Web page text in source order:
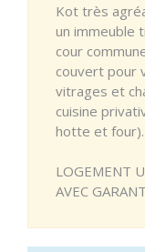
Kot très
un immeuble
cour
couvert pour
vitrages et
cuisine
hotte et four).
LOGEMENT
AVEC GARANT